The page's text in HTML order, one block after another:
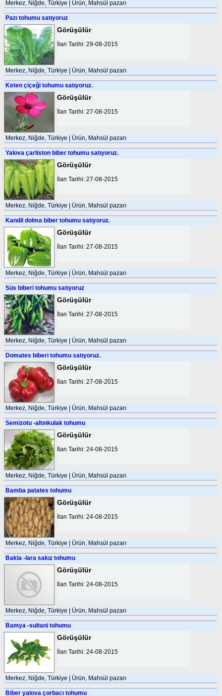
Merkez, Niğde, Türkiye | Ürün, Mahsül pazarı
Pazı tohumu satıyoruz
Görüşülür
İlan Tarihi: 29-08-2015
Merkez, Niğde, Türkiye | Ürün, Mahsül pazarı
Keten çiçeği tohumu satıyoruz.
Görüşülür
İlan Tarihi: 27-08-2015
Merkez, Niğde, Türkiye | Ürün, Mahsül pazarı
Yalova çarliston biber tohumu satıyoruz.
Görüşülür
İlan Tarihi: 27-08-2015
Merkez, Niğde, Türkiye | Ürün, Mahsül pazarı
Kandil dolma biber tohumu satıyoruz.
Görüşülür
İlan Tarihi: 27-08-2015
Merkez, Niğde, Türkiye | Ürün, Mahsül pazarı
Süs biberi tohumu satıyoruz
Görüşülür
İlan Tarihi: 27-08-2015
Merkez, Niğde, Türkiye | Ürün, Mahsül pazarı
Domates biberi tohumu satıyoruz.
Görüşülür
İlan Tarihi: 27-08-2015
Merkez, Niğde, Türkiye | Ürün, Mahsül pazarı
Semizotu -altınkulak tohumu
Görüşülür
İlan Tarihi: 24-08-2015
Merkez, Niğde, Türkiye | Ürün, Mahsül pazarı
Bamba patates tohumu
Görüşülür
İlan Tarihi: 24-08-2015
Merkez, Niğde, Türkiye | Ürün, Mahsül pazarı
Bakla -lara sakız tohumu
Görüşülür
İlan Tarihi: 24-08-2015
Merkez, Niğde, Türkiye | Ürün, Mahsül pazarı
Bamya -sultani tohumu
Görüşülür
İlan Tarihi: 24-08-2015
Merkez, Niğde, Türkiye | Ürün, Mahsül pazarı
Biber yalova çorbacı tohumu